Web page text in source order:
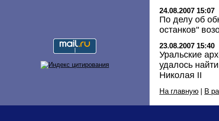
24.08.2007 15:07
По делу об
останков"
23.08.2007 15:40
Уральские
удалось
Николая II
На главную | В